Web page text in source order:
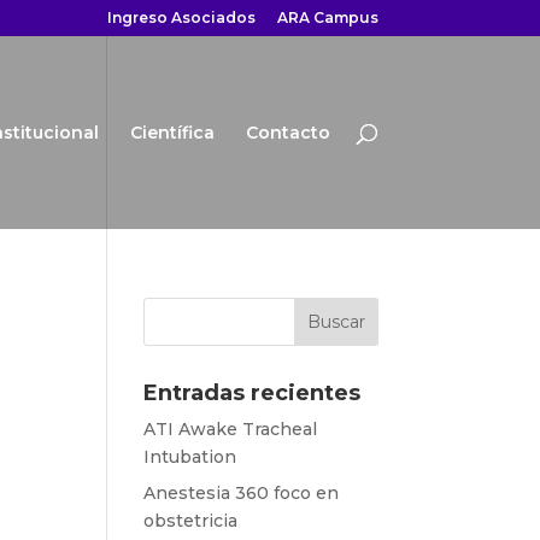
Ingreso Asociados ARA Campus
Científica Contacto
Entradas recientes
ATI Awake Tracheal
Intubation
Anestesia 360 foco en
obstetricia